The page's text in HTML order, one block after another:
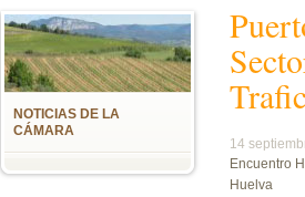
14
Encuentro
Huelva
NOTICIAS DE LA
CÁMARA